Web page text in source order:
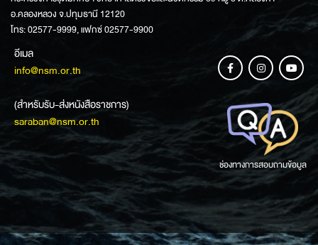
อ.คลองหลวง จ.ปทุมธานี 12120
โทร: 02577-9999, แฟกซ์ 02577-9900
อีเมล
info@nsm.or.th
(สำหรับรับ-ส่งหนังสือราชการ)
saraban@nsm.or.th
ช่องทางการสอบถามข้อมูล